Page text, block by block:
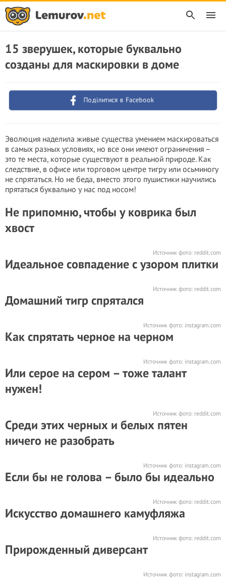
15 зверушек, которые буквально
созданы для маскировки в доме
Поділитися в Facebook
Эволюция наделила живые существа умением маскироваться
в самых разных условиях, но все они имеют ограничения –
это те места, которые существуют в реальной природе. Как
следствие, в офисе или торговом центре тигру или осьминогу
не спрятаться. Но не беда, вместо этого пушистики научились
прятаться буквально у нас под носом!
Не припомню, чтобы у коврика был
хвост
Источник фото: reddit.com
Идеальное совпадение с узором плитки
Источник фото: reddit.com
Домашний тигр спрятался
Источник фото: instagram.com
Как спрятать черное на черном
Источник фото: instagram.com
Или серое на сером – тоже талант
нужен!
Источник фото: reddit.com
Среди этих черных и белых пятен
ничего не разобрать
Источник фото: instagram.com
Если бы не голова – было бы идеально
Источник фото: reddit.com
Искусство домашнего камуфляжа
Источник фото: reddit.com
Прирожденный диверсант
Источник фото: instagram.com